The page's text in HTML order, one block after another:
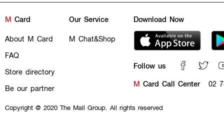
M Card
About M Card
FAQ
Store directory
Be our partner
Our Service
M Chat&Shop
Download Now
Follow us
M Card Call Center 02
Copyright @ 2020 The Mall Group. All rights reserved